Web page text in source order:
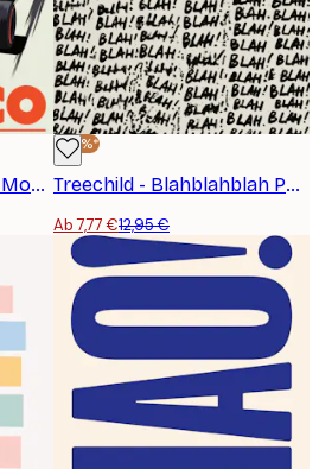
Andreas Magnusson - Monaco Speed Race Poster
-40%*
Treechild - Blahblahblah Poster
Ab 7,77 €12,95 €